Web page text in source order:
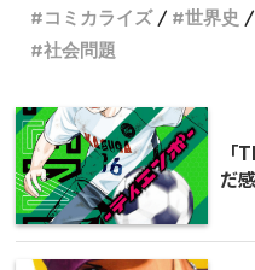
コミカライズ
世界史
社会問題
だ